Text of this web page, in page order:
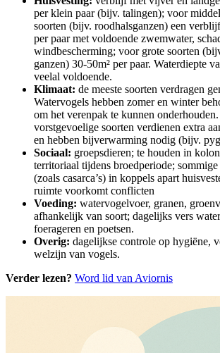
per klein paar (bijv. talingen); voor
soorten (bijv. roodhalsganzen) een
per paar met voldoende zwemwater,
windbescherming; voor grote soorten
ganzen) 30-50m² per paar. Waterdiepte
veelal voldoende.
Klimaat: de meeste soorten verdragen
Watervogels hebben zomer en winter
om het verenpak te kunnen
vorstgevoelige soorten verdienen extra
en hebben bijverwarming nodig (bijv.
Sociaal: groepsdieren; te houden in
territoriaal tijdens broedperiode; sommige
(zoals casarca’s) in koppels apart
ruimte voorkomt conflicten
Voeding: watervogelvoer, granen,
afhankelijk van soort; dagelijks vers
foerageren en poetsen.
Overig: dagelijkse controle op hygiëne,
welzijn van vogels.
Verder lezen? Word lid van Aviornis